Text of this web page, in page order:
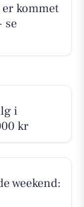
kommet
se
i
kr
weekend: